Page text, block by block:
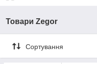
Товари Zegor
Сортування